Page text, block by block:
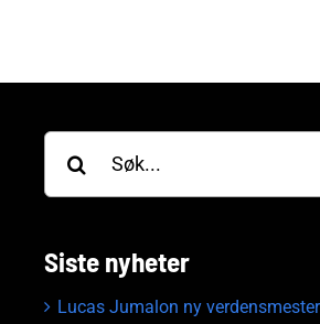
Søk
etter:
Siste nyheter
Lucas Jumalon ny